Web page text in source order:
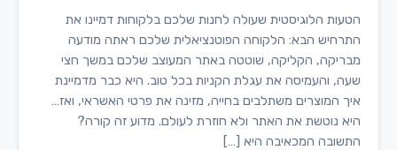
הטעות הלוגיסטית שעולה לחנות שלכם בלקוחות דמיינו את
התרחיש הבא: הלקוחה הפוטנציאלית שלכם ראתה מודעה
מבריקה, הקליקה, שוטטה באתר המעוצב שלכם במשך חצי
שעה, והעמיסה את עגלת הקניות בכל טוב. היא כבר מדמיינת
איך המוצרים משתלבים בחייה, מזינה את פרטי האשראי, ואז…
היא נוטשת את האתר ולא חוזרת לעולם. מדוע זה קורה?
התשובה המכאיבה היא […]